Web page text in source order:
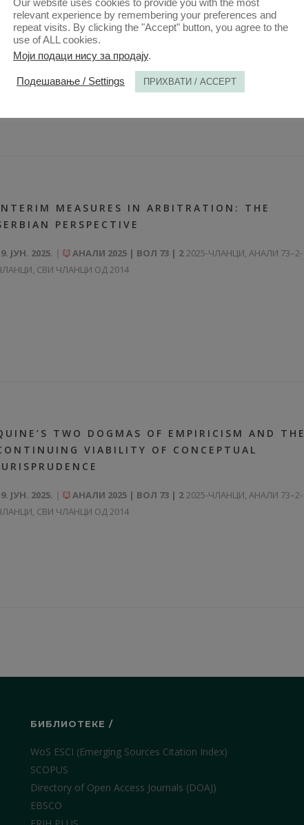
DUE PROCESS RIGHTS?
ЈУН. 2025. АНАЛИ 2025 | ВОЛ 73 | 2
,СВИ ЧЛАНЦИ ОД 2014
MEASURES IN ARBITRATION: THE
PERSPECTIVE
ЈУН. 2025. АНАЛИ 2025 | ВОЛ 73 | 22025-ЧЛАНЦИ, АНАЛИ 73–2-
, СВИ ЧЛАНЦИ ОД 2014
TWO DOGMAS OF EMPIRICISM AND THE
VIABILITY OF CONCEPTUAL
ЈУН. 2025. АНАЛИ 2025 | ВОЛ 73 | 22025-ЧЛАНЦИ, АНАЛИ 73–2-
, СВИ ЧЛАНЦИ ОД 2014
БИБЛИОТЕКЕ /
WoS ESCI (Emerging Sources Citation Index)
SCOPUS
Directory of Open Access Journals (DOAJ)
EBSCO
Our website uses cookies to provide you with the most
relevant experience by remembering your preferences and
repeat visits. By clicking the "Accept" button, you agree to the
use of ALL cookies.
Моји подаци нису за продају.
Подешавање / Settings ПРИХВАТИ / ACCEPT